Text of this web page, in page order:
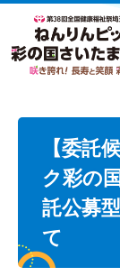
【委託
ク彩の
託公募
て